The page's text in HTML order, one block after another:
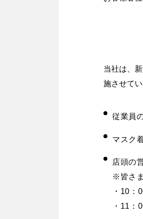
当社は、
施させて
従業員
マスク
店頭の
※皆さ
・10：
・11：